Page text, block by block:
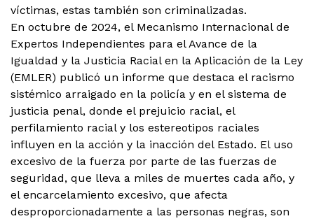
víctimas, estas también son criminalizadas.
En octubre de 2024, el Mecanismo Internacional de
Expertos Independientes para el Avance de la
Igualdad y la Justicia Racial en la Aplicación de la Ley
(EMLER) publicó un informe que destaca el racismo
sistémico arraigado en la policía y en el sistema de
justicia penal, donde el prejuicio racial, el
perfilamiento racial y los estereotipos raciales
influyen en la acción y la inacción del Estado. El uso
excesivo de la fuerza por parte de las fuerzas de
seguridad, que lleva a miles de muertes cada año, y
el encarcelamiento excesivo, que afecta
desproporcionadamente a las personas negras, son